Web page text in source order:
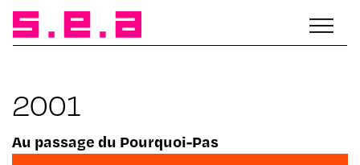
2001
Au passage du Pourquoi-Pas